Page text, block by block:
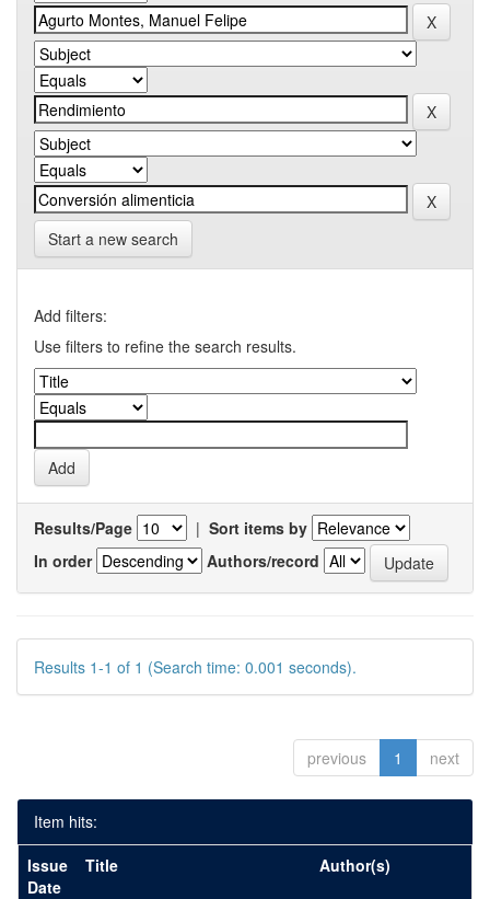
Start a new search
Add filters:
Use filters to refine the search results.
Results/Page | Sort items by
In order
Authors/record
Results 1-1 of 1 (Search time: 0.001 seconds).
previous 1 next
Item hits:
Issue
Date
Title Author(s)